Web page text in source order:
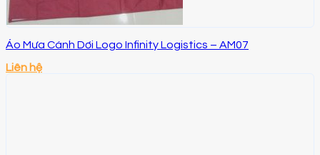
Áo Mưa Cánh Dơi Logo Infinity Logistics – AM07
Liên hệ